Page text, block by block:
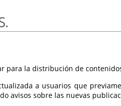
para la distribución de
a usuarios que
avisos sobre las nuevas